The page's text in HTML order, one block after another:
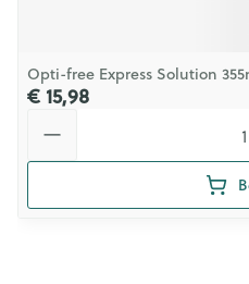
Opti-free Express Solution
€ 15,98